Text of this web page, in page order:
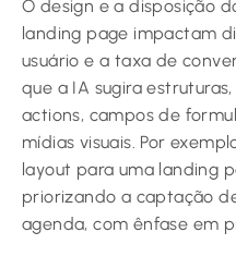
O design e a disposição
landing page impactam
usuário e a taxa de
que a IA sugira
actions, campos de
mídias visuais. Por
layout para uma landing
priorizando a captação
agenda, com ênfase em